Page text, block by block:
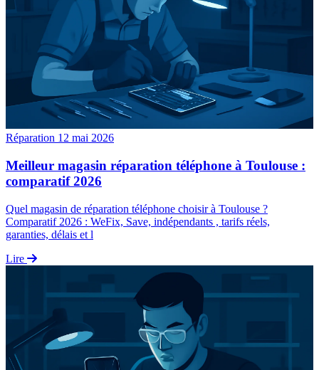
Réparation 12 mai 2026
Meilleur magasin réparation téléphone à Toulouse :
comparatif 2026
Quel magasin de réparation téléphone choisir à Toulouse ?
Comparatif 2026 : WeFix, Save, indépendants , tarifs réels,
garanties, délais et l
Lire